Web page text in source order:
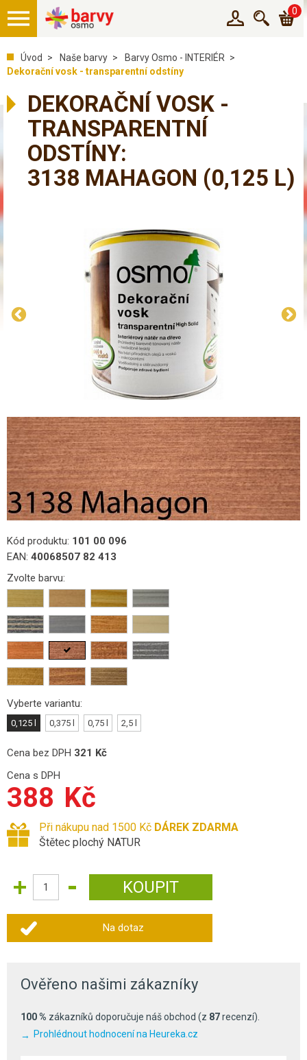
0
Úvod Naše barvy
Barvy Osmo - INTERIÉR
Dekorační vosk - transparentní odstíny
DEKORAČNÍ VOSK -
TRANSPARENTNÍ
ODSTÍNY:
3138 MAHAGON (0,125 L)
Kód produktu: 101 00 096
EAN: 40068507 82 413
Zvolte barvu:
Vyberte variantu:
0,125 l 0,375 l 0,75 l 2,5 l
Cena bez DPH 321 Kč
Cena s DPH
388 Kč
Při nákupu nad 1500 Kč DÁREK ZDARMA
Štětec plochý NATUR
Na dotaz
Ověřeno našimi zákazníky
100 % zákazníků doporučuje náš obchod (z 87recenzí).
Prohlédnout hodnocení na Heureka.cz